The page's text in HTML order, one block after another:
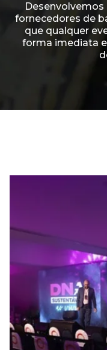
fornecedores de
que qualquer
forma imediata